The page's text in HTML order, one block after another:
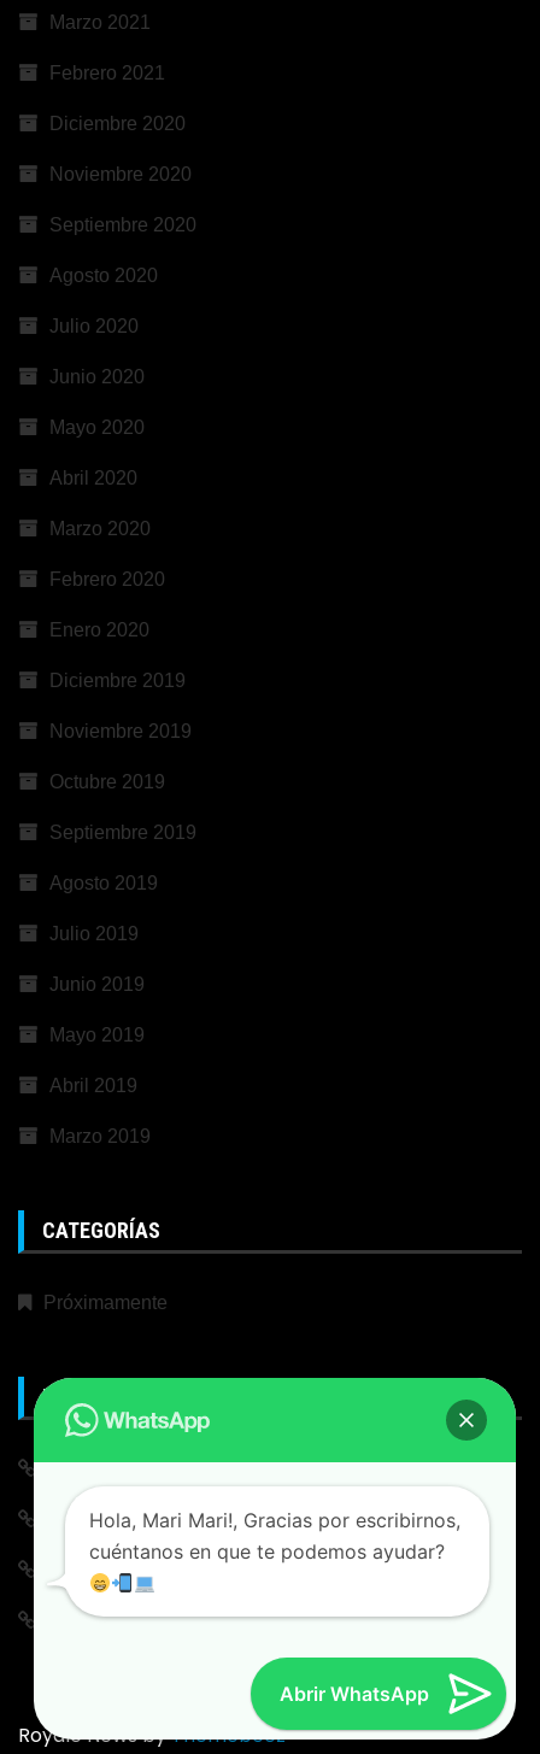
Marzo 2021
Febrero 2021
Diciembre 2020
Noviembre 2020
Septiembre 2020
Agosto 2020
Julio 2020
Junio 2020
Mayo 2020
Abril 2020
Marzo 2020
Febrero 2020
Enero 2020
Diciembre 2019
Noviembre 2019
Octubre 2019
Septiembre 2019
Agosto 2019
Julio 2019
Junio 2019
Mayo 2019
Abril 2019
Marzo 2019
CATEGORÍAS
Próximamente
META
Iniciar Sesión
Alimentación de entradas
Feed de comentarios
WordPress.org
Royale News byThemebeez
Abrir WhatsApp
Hola, Mari Mari!, Gracias por escribirnos,
cuéntanos en que te podemos ayudar?